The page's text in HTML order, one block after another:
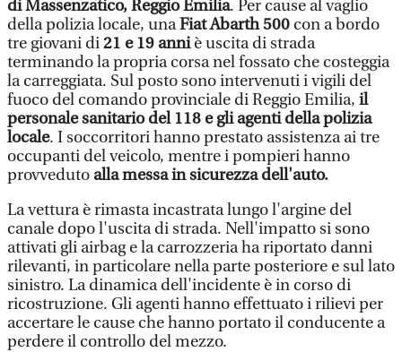
di Massenzatico, Reggio Emilia. Per cause al vaglio
della polizia locale, unaFiat Abarth 500 con a bordo
tre giovani di21 e 19 anniè uscita di strada
terminando la propria corsa nel fossato che costeggia
la carreggiata. Sul posto sono intervenuti i vigili del
fuoco del comando provinciale di Reggio Emilia, il
personale sanitario del 118 e gli agenti della polizia
locale. I soccorritori hanno prestato assistenza ai tre
occupanti del veicolo, mentre i pompieri hanno
provveduto alla messa in sicurezza dell'auto.
La vettura è rimasta incastrata lungo l'argine del
canale dopo l'uscita di strada. Nell'impatto si sono
attivati gli airbag e la carrozzeria ha riportato danni
rilevanti, in particolare nella parte posteriore e sul lato
sinistro. La dinamica dell'incidente è in corso di
ricostruzione. Gli agenti hanno effettuato i rilievi per
accertare le cause che hanno portato il conducente a
perdere il controllo del mezzo.